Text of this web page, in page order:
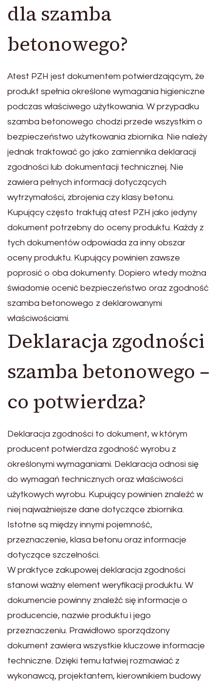
dla szamba
betonowego?
Atest PZH jest dokumentem potwierdzającym, że
produkt spełnia określone wymagania higieniczne
podczas właściwego użytkowania. W przypadku
szamba betonowego chodzi przede wszystkim o
bezpieczeństwo użytkowania zbiornika. Nie należy
jednak traktować go jako zamiennika deklaracji
zgodności lub dokumentacji technicznej. Nie
zawiera pełnych informacji dotyczących
wytrzymałości, zbrojenia czy klasy betonu.
Kupujący często traktują atest PZH jako jedyny
dokument potrzebny do oceny produktu. Każdy z
tych dokumentów odpowiada za inny obszar
oceny produktu. Kupujący powinien zawsze
poprosić o oba dokumenty. Dopiero wtedy można
świadomie ocenić bezpieczeństwo oraz zgodność
szamba betonowego z deklarowanymi
właściwościami.
Deklaracja zgodności
szamba betonowego –
co potwierdza?
Deklaracja zgodności to dokument, w którym
producent potwierdza zgodność wyrobu z
określonymi wymaganiami. Deklaracja odnosi się
do wymagań technicznych oraz właściwości
użytkowych wyrobu. Kupujący powinien znaleźć w
niej najważniejsze dane dotyczące zbiornika.
Istotne są między innymi pojemność,
przeznaczenie, klasa betonu oraz informacje
dotyczące szczelności.
W praktyce zakupowej deklaracja zgodności
stanowi ważny element weryfikacji produktu. W
dokumencie powinny znaleźć się informacje o
producencie, nazwie produktu i jego
przeznaczeniu. Prawidłowo sporządzony
dokument zawiera wszystkie kluczowe informacje
techniczne. Dzięki temu łatwiej rozmawiać z
wykonawcą, projektantem, kierownikiem budowy